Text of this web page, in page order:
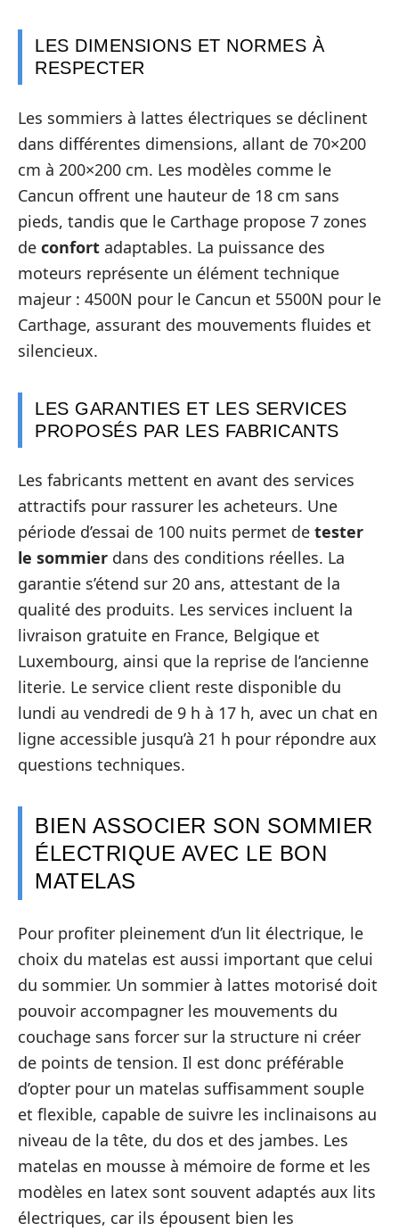
LES DIMENSIONS ET NORMES À
RESPECTER
Les sommiers à lattes électriques se déclinent
dans différentes dimensions, allant de 70×200
cm à 200×200 cm. Les modèles comme le
Cancun offrent une hauteur de 18 cm sans
pieds, tandis que le Carthage propose 7 zones
de confort adaptables. La puissance des
moteurs représente un élément technique
majeur : 4500N pour le Cancun et 5500N pour le
Carthage, assurant des mouvements fluides et
silencieux.
LES GARANTIES ET LES SERVICES
PROPOSÉS PAR LES FABRICANTS
Les fabricants mettent en avant des services
attractifs pour rassurer les acheteurs. Une
période d’essai de 100 nuits permet de tester
le sommier dans des conditions réelles. La
garantie s’étend sur 20 ans, attestant de la
qualité des produits. Les services incluent la
livraison gratuite en France, Belgique et
Luxembourg, ainsi que la reprise de l’ancienne
literie. Le service client reste disponible du
lundi au vendredi de 9 h à 17 h, avec un chat en
ligne accessible jusqu’à 21 h pour répondre aux
questions techniques.
BIEN ASSOCIER SON SOMMIER
ÉLECTRIQUE AVEC LE BON
MATELAS
Pour profiter pleinement d’un lit électrique, le
choix du matelas est aussi important que celui
du sommier. Un sommier à lattes motorisé doit
pouvoir accompagner les mouvements du
couchage sans forcer sur la structure ni créer
de points de tension. Il est donc préférable
d’opter pour un matelas suffisamment souple
et flexible, capable de suivre les inclinaisons au
niveau de la tête, du dos et des jambes. Les
matelas en mousse à mémoire de forme et les
modèles en latex sont souvent adaptés aux lits
électriques, car ils épousent bien les